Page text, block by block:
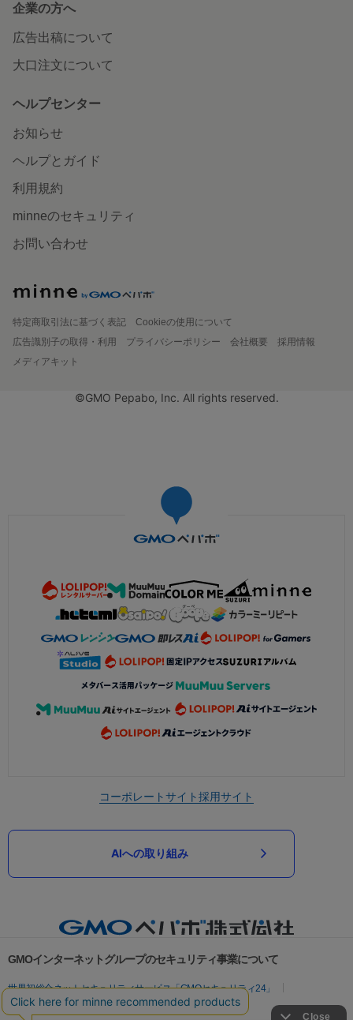
企業の方へ
広告出稿について
大口注文について
ヘルプセンター
お知らせ
ヘルプとガイド
利用規約
minneのセキュリティ
お問い合わせ
特定商取引法に基づく表記
Cookieの使用について
広告識別子の取得・利用
プライバシーポリシー 会社概要
採用情報
メディアキット
©GMO Pepabo, Inc. All rights reserved.
コーポレートサイト採用サイト
AIへの取り組み
GMOインターネットグループのセキュリティ事業について
世界初総合ネットセキュリティサービス「GMOセキュリティ24」
パスワード漏洩診断
Webサイトリスク診断